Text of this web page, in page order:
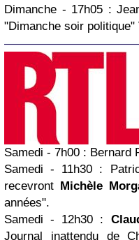
Dimanche - 17h05 :
"Dimanche soir politique"
Samedi - 7h00 : Bernard
Samedi - 11h30 :
recevront Michèle
années".
Samedi - 12h30 :
Journal inattendu de